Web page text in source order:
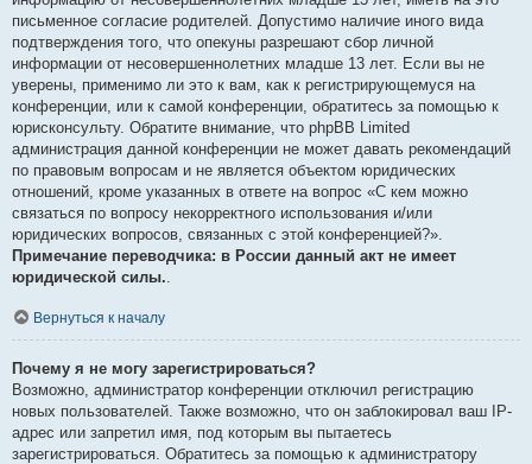
письменное согласие родителей. Допустимо наличие иного вида
подтверждения того, что опекуны разрешают сбор личной
информации от несовершеннолетних младше 13 лет. Если вы не
уверены, применимо ли это к вам, как к регистрирующемуся на
конференции, или к самой конференции, обратитесь за помощью к
юрисконсульту. Обратите внимание, что phpBB Limited
администрация данной конференции не может давать рекомендаций
по правовым вопросам и не является объектом юридических
отношений, кроме указанных в ответе на вопрос «С кем можно
связаться по вопросу некорректного использования и/или
юридических вопросов, связанных с этой конференцией?».
Примечание переводчика: в России данный акт не имеет
юридической силы..
Вернуться к началу
Почему я не могу зарегистрироваться?
Возможно, администратор конференции отключил регистрацию
новых пользователей. Также возможно, что он заблокировал ваш IP-
адрес или запретил имя, под которым вы пытаетесь
зарегистрироваться. Обратитесь за помощью к администратору